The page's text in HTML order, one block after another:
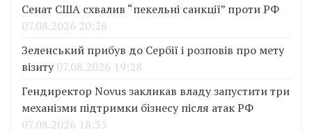
Сенат США схвалив “пекельні санкції” проти РФ
07.08.2026 20:26
Зеленський прибув до Сербії і розповів про мету
візиту 07.08.2026 19:28
Гендиректор Novus закликав владу запустити три
механізми підтримки бізнесу після атак РФ
07.08.2026 18:35